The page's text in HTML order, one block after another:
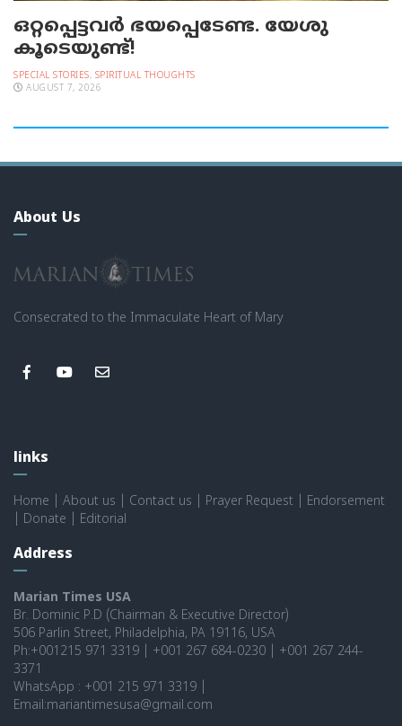
ഒറ്റപ്പെട്ടവര്‍ ഭയപ്പെടേണ്ട. യേശു
കൂടെയുണ്ട്!
SPECIAL STORIES, SPIRITUAL THOUGHTS
AUGUST 7, 2026
About Us
Consecrated to the Immaculate Heart of Mary
links
Home About us Contact us Prayer Request
Endorsement
Donate Editorial
Address
Marian Times USA
Br. Dominic P.D (Chairman & Executive Director)
506 Parlin Street, Philadelphia, PA 19116, USA
Ph:+001215 971 3319 | +001 267 684-0230 | +001 267 244-
3371
WhatsApp : +001 215 971 3319 |
Email:mariantimesusa@gmail.com